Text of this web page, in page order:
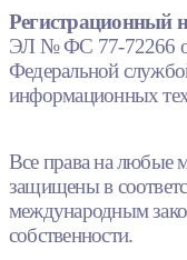
Регистрационный
ЭЛ № ФС 77-72266
Федеральной
информационных
Все права на любые
защищены в
международным
собственности.